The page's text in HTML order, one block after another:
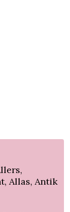
Allas, Antik